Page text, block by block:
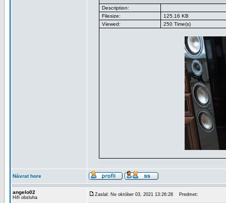
Description:
Filesize:
125.16 KB
Viewed:
250 Time(s)
Návrat hore
angelo02
Hifi obsluha
Zaslal: Ne október 03, 2021 13:26:28 Predmet: